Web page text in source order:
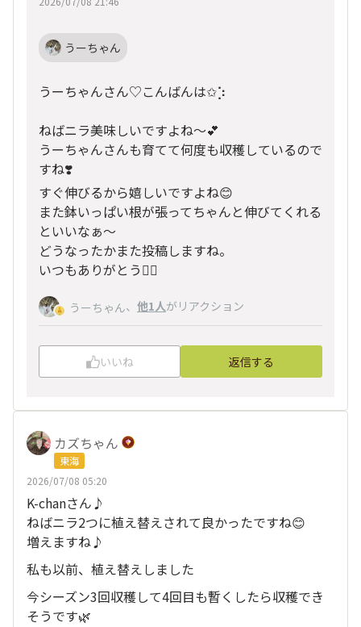
うーちゃん
うーちゃんさん♡こんばんは✩︎⡱
ねばニラ美味しいですよね〜💕
うーちゃんさんも育てて何度も収穫しているので
すね❣️
すぐ伸びるから嬉しいですよね😊
また鉢いっぱい根が張ってちゃんと伸びてくれる
といいなぁ〜
どうなったかまた投稿しますね。
いつもありがとう🙇‍♀️
うーちゃん、 他1人がリアクション
いいね 返信する
カズちゃん
東海
2026/07/08 05:20
K-chanさん♪
ねばニラ2つに植え替えされて良かったですね😊
増えますね♪
私も以前、植え替えしました
今シーズン3回収穫して4回目も暫くしたら収穫でき
そうです🌿‬